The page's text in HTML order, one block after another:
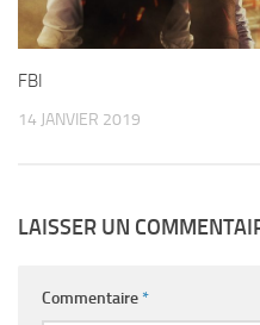
FBI
14 JANVIER 2019
LAISSER UN
Commentaire*